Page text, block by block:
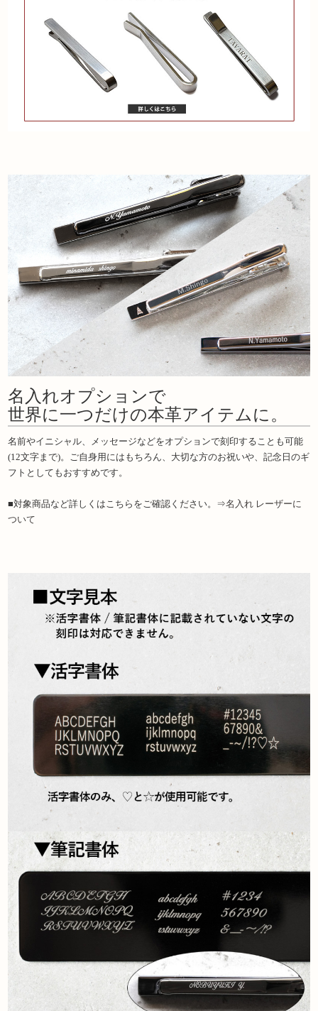
名入れオプションで
世界に一つだけの本革アイテムに。
名前やイニシャル、メッセージなどをオプションで刻印することも可能
(12文字まで)。ご自身用にはもちろん、大切な方のお祝いや、記念日のギ
フトとしてもおすすめです。
■対象商品など詳しくはこちらをご確認ください。⇒名入れ レーザーに
ついて